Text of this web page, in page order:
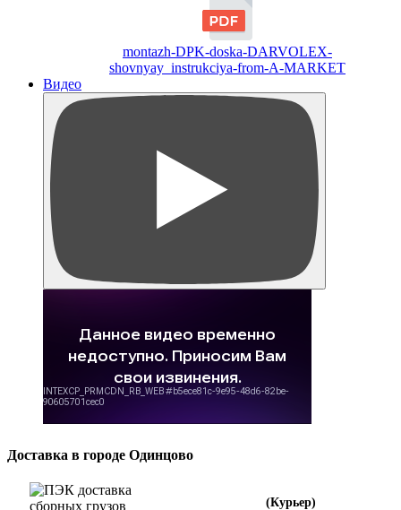
montazh-DPK-doska-DARVOLEX-
shovnyay_instrukciya-from-A-MARKET
Видео
Доставка в городе Одинцово
(Курьер)